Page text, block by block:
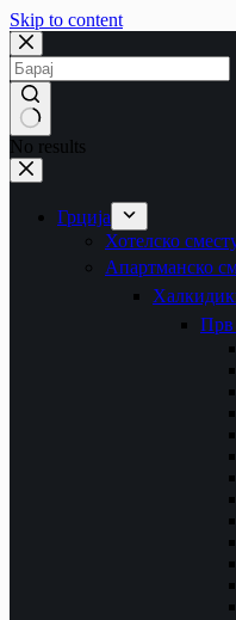
Skip to content
No results
Грција
Хотелско
Апартманско
Прв